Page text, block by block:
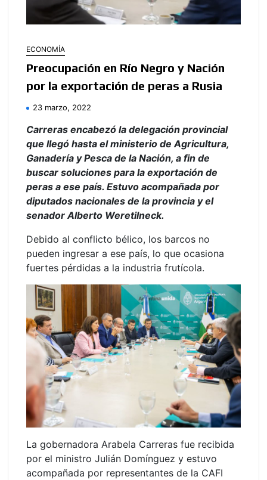
ECONOMÍA
Preocupación en Río Negro y Nación
por la exportación de peras a Rusia
23 marzo, 2022
Carreras encabezó la delegación provincial
que llegó hasta el ministerio de Agricultura,
Ganadería y Pesca de la Nación, a fin de
buscar soluciones para la exportación de
peras a ese país. Estuvo acompañada por
diputados nacionales de la provincia y el
senador Alberto Weretilneck.
Debido al conflicto bélico, los barcos no
pueden ingresar a ese país, lo que ocasiona
fuertes pérdidas a la industria frutícola.
La gobernadora Arabela Carreras fue recibida
por el ministro Julián Domínguez y estuvo
acompañada por representantes de la CAFI